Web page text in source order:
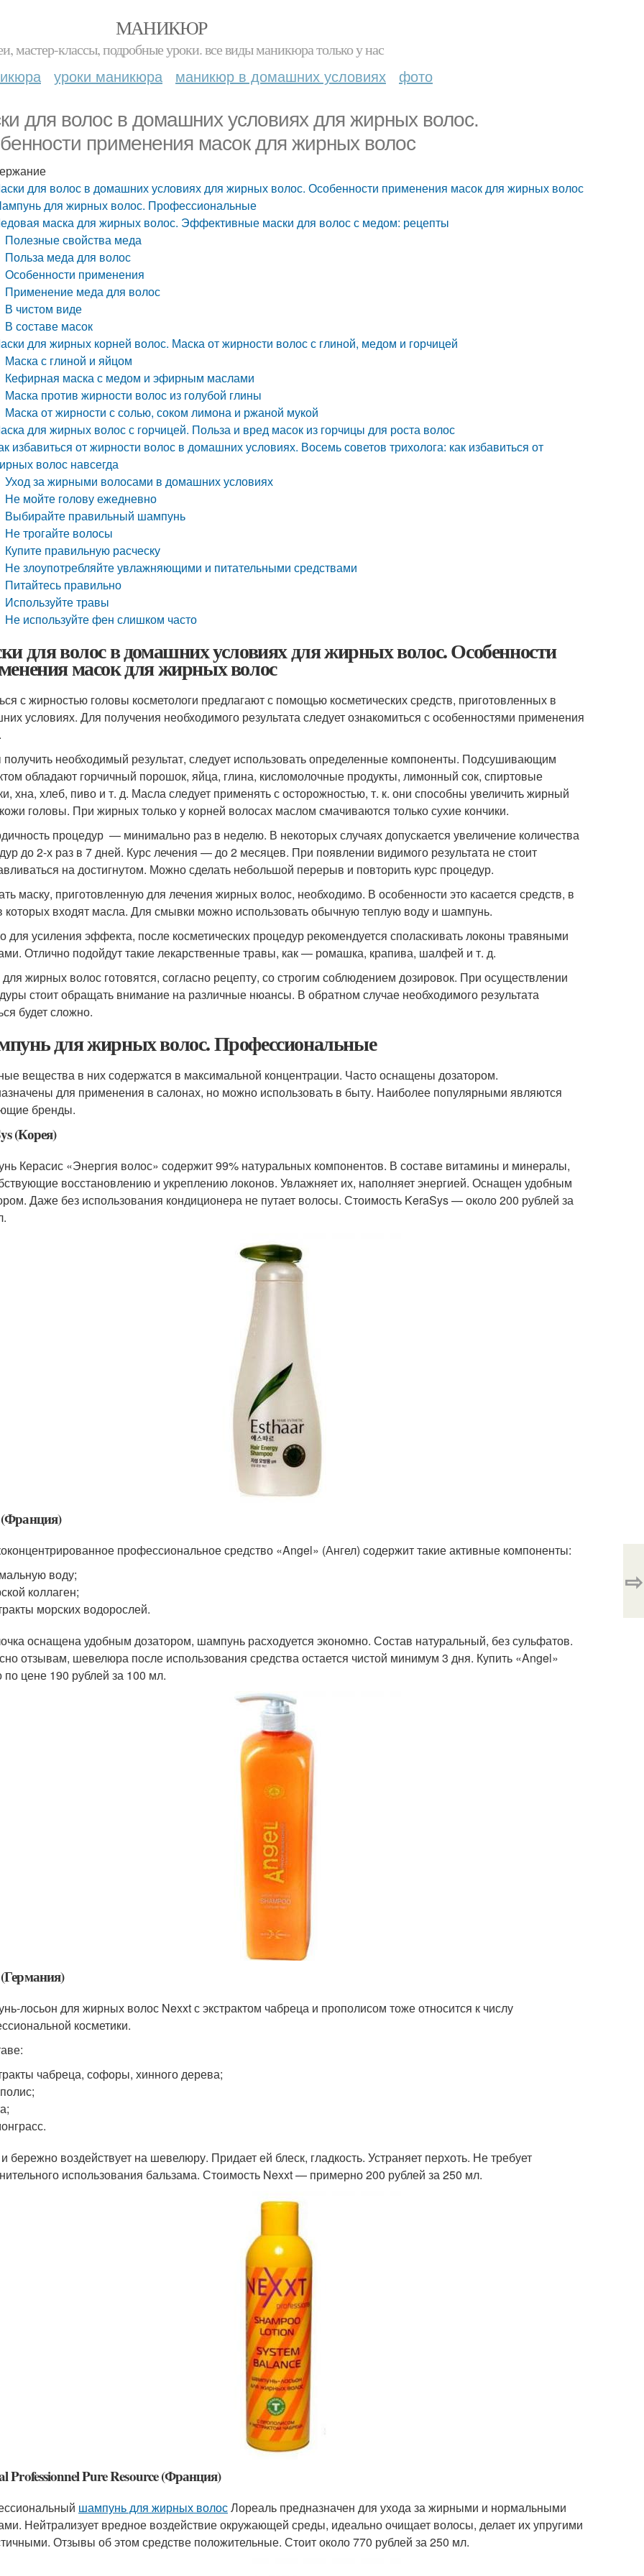
МАНИКЮР
мастер-классы, подробные уроки. все виды маникюра только у нас
уроки маникюра маникюр в домашних условиях фото
для волос в домашних условиях для жирных волос.
применения масок для жирных волос
для волос в домашних условиях для жирных волос. Особенности применения масок для жирных волос
для жирных волос. Профессиональные
маска для жирных волос. Эффективные маски для волос с медом: рецепты
Полезные свойства меда
Польза меда для волос
Особенности применения
Применение меда для волос
В чистом виде
В составе масок
для жирных корней волос. Маска от жирности волос с глиной, медом и горчицей
Маска с глиной и яйцом
Кефирная маска с медом и эфирным маслами
Маска против жирности волос из голубой глины
Маска от жирности с солью, соком лимона и ржаной мукой
для жирных волос с горчицей. Польза и вред масок из горчицы для роста волос
избавиться от жирности волос в домашних условиях. Восемь советов трихолога: как избавиться от
волос навсегда
Уход за жирными волосами в домашних условиях
Не мойте голову ежедневно
Выбирайте правильный шампунь
Не трогайте волосы
Купите правильную расческу
Не злоупотребляйте увлажняющими и питательными средствами
Питайтесь правильно
Используйте травы
Не используйте фен слишком часто
для волос в домашних условиях для жирных волос. Особенности
масок для жирных волос
с жирностью головы косметологи предлагают с помощью косметических средств, приготовленных в
условиях. Для получения необходимого результата следует ознакомиться с особенностями применения
необходимый результат, следует использовать определенные компоненты. Подсушивающим
обладают горчичный порошок, яйца, глина, кисломолочные продукты, лимонный сок, спиртовые
хна, хлеб, пиво и т. д. Масла следует применять с осторожностью, т. к. они способны увеличить жирный
головы. При жирных только у корней волосах маслом смачиваются только сухие кончики.
процедур — минимально раз в неделю. В некоторых случаях допускается увеличение количества
до 2-х раз в 7 дней. Курс лечения — до 2 месяцев. При появлении видимого результата не стоит
на достигнутом. Можно сделать небольшой перерыв и повторить курс процедур.
маску, приготовленную для лечения жирных волос, необходимо. В особенности это касается средств, в
которых входят масла. Для смывки можно использовать обычную теплую воду и шампунь.
для усиления эффекта, после косметических процедур рекомендуется споласкивать локоны травяными
Отлично подойдут такие лекарственные травы, как — ромашка, крапива, шалфей и т. д.
жирных волос готовятся, согласно рецепту, со строгим соблюдением дозировок. При осуществлении
стоит обращать внимание на различные нюансы. В обратном случае необходимого результата
будет сложно.
для жирных волос. Профессиональные
вещества в них содержатся в максимальной концентрации. Часто оснащены дозатором.
для применения в салонах, но можно использовать в быту. Наиболее популярными являются
бренды.
(Корея)
Керасис «Энергия волос» содержит 99% натуральных компонентов. В составе витамины и минералы,
восстановлению и укреплению локонов. Увлажняет их, наполняет энергией. Оснащен удобным
Даже без использования кондиционера не путает волосы. Стоимость KeraSys — около 200 рублей за
профессиональное средство «Angel» (Ангел) содержит такие активные компоненты:
воду;
коллаген;
морских водорослей.
оснащена удобным дозатором, шампунь расходуется экономно. Состав натуральный, без сульфатов.
отзывам, шевелюра после использования средства остается чистой минимум 3 дня. Купить «Angel»
цене 190 рублей за 100 мл.
лосьон для жирных волос Nexxt с экстрактом чабреца и прополисом тоже относится к числу
косметики.
чабреца, софоры, хинного дерева;
бережно воздействует на шевелюру. Придает ей блеск, гладкость. Устраняет перхоть. Не требует
использования бальзама. Стоимость Nexxt — примерно 200 рублей за 250 мл.
Professionnel Pure Resource (Франция)
шампунь для жирных волосЛореаль предназначен для ухода за жирными и нормальными
Нейтрализует вредное воздействие окружающей среды, идеально очищает волосы, делает их упругими
Отзывы об этом средстве положительные. Стоит около 770 рублей за 250 мл.
⇨